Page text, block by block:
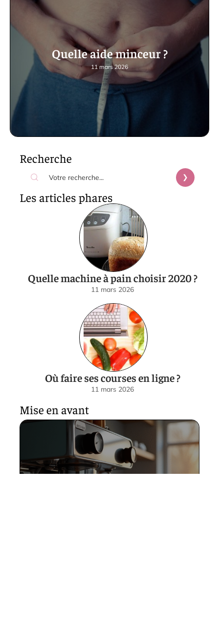
Quelle aide minceur ?
11 mars 2026
Recherche
Les articles phares
Quelle machine à pain choisir 2020 ?
11 mars 2026
Où faire ses courses en ligne ?
11 mars 2026
Mise en avant
Choisir la bonne pression :